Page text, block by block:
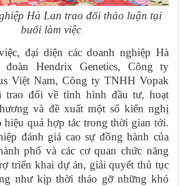
Hà Lan trao đổi thảo luận tại
buổi làm việc
đại diện các doanh nghiệp Hà
Hendrix Genetics, Công ty
Việt Nam, Công ty TNHH Vopak
trao đổi về tình hình đầu tư, hoạt
và đề xuất một số kiến nghị
hiệu quả hợp tác trong thời gian tới.
đánh giá cao sự đồng hành của
phố và các cơ quan chức năng
triển khai dự án, giải quyết thủ tục
như kịp thời tháo gỡ những khó